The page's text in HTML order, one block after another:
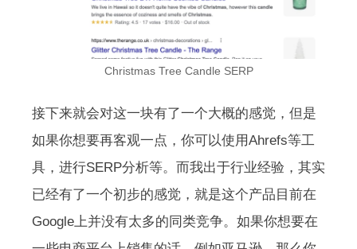
Christmas Tree Candle SERP
接下来就会对这一块有了一个大概的感觉，但是
如果你想要再客观一点，你可以使用Ahrefs等工
具，进行SERP分析等。而我出于行业经验，其实
已经有了一个初步的感觉，就是这个产品目前在
Google上并没有太多的同类竞争。如果你想要在